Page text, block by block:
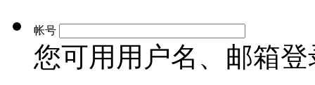
帐号
您可用用户名、邮箱登